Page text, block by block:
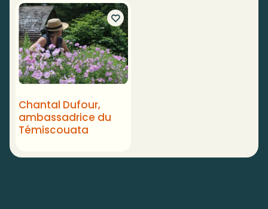
Chantal Dufour,
ambassadrice du
Témiscouata